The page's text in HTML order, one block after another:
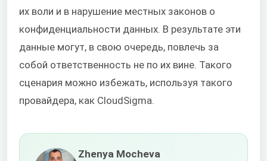
их воли и в нарушение местных законов о
конфиденциальности данных. В результате эти
данные могут, в свою очередь, повлечь за
собой ответственность не по их вине. Такого
сценария можно избежать, используя такого
провайдера, как CloudSigma.
Zhenya Mocheva